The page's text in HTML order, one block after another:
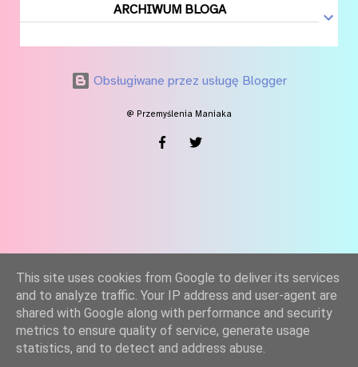
ARCHIWUM BLOGA
Obsługiwane przez usługę Blogger
@ Przemyślenia Maniaka
This site uses cookies from Google to deliver its services
and to analyze traffic. Your IP address and user-agent are
shared with Google along with performance and security
metrics to ensure quality of service, generate usage
statistics, and to detect and address abuse.